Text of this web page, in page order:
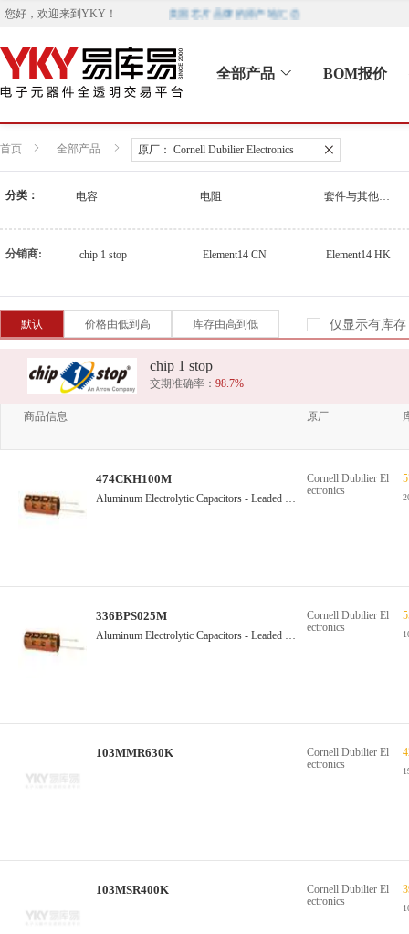
您好，欢迎来到 YKY ！ 美国芯片品牌的原产地汇总
全部产品 BOM报价
首页 全部产品 原厂： Cornell Dubilier Electronics
分类： 电容 电阻 套件与其他产品
分销商: chip 1 stop Element14 CN Element14 HK
默认 价格由低到高 库存由高到低 仅显示有库存
chip 1 stop
交期准确率： 98.7%
商品信息 原厂
474CKH100M
Aluminum Electrolytic Capacitors - Leaded 0.47uF 100 Volts 20% LYTICS/IC
Cornell Dubilier El
ectronics
336BPS025M
Aluminum Electrolytic Capacitors - Leaded 33uF 25 Volts 20% LYTICS/IC
Cornell Dubilier El
ectronics
103MMR630K
Cornell Dubilier El
ectronics
103MSR400K
Cornell Dubilier El
ectronics